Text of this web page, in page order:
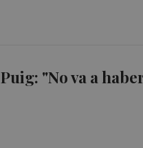
Puig: "No va a